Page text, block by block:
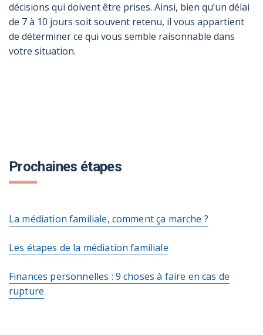
décisions qui doivent être prises. Ainsi, bien qu’un délai
de 7 à 10 jours soit souvent retenu, il vous appartient
de déterminer ce qui vous semble raisonnable dans
votre situation.
Prochaines étapes
La médiation familiale, comment ça marche ?
Les étapes de la médiation familiale
Finances personnelles : 9 choses à faire en cas de
rupture